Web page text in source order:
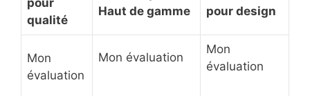
qualité
Haut de gamme
pour design
Mon
évaluation
Mon évaluation
Mon
évaluation